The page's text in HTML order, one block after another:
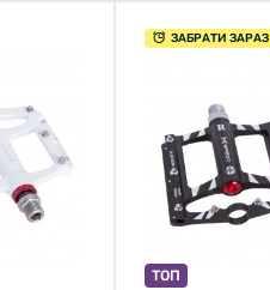
ЗАБРАТИ ЗАРАЗ
ТОП